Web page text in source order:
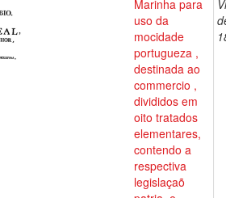
Marinha para
uso da
mocidade
portugueza ,
destinada ao
commercio ,
divididos em
oito tratados
elementares,
contendo a
respectiva
legislaçaõ